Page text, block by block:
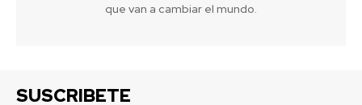
que van a cambiar el mundo.
SUSCRIBETE